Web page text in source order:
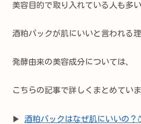
美容目的で取り入れている人も多
酒粕パックが肌にいいと言われる理
発酵由来の美容成分については、
こちらの記事で詳しくまとめてい
▶ 酒粕パックはなぜ肌にいいの？